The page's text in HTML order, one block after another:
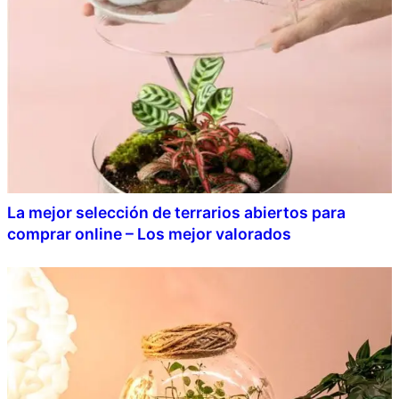
La mejor selección de terrarios abiertos para
comprar online – Los mejor valorados